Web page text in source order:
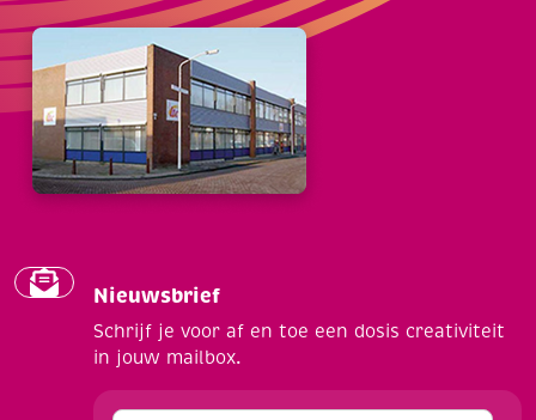
Nieuwsbrief
Schrijf je voor af en toe een dosis creativiteit
in jouw mailbox.